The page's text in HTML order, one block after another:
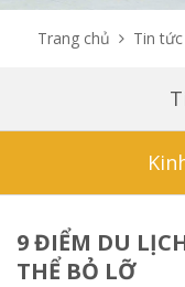
Trang chủ Tin
9 ĐIỂM DU
THỂ BỎ LỠ